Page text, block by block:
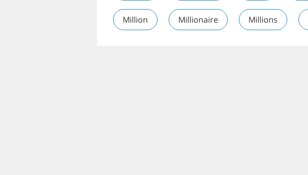
Million Millionaire Millions